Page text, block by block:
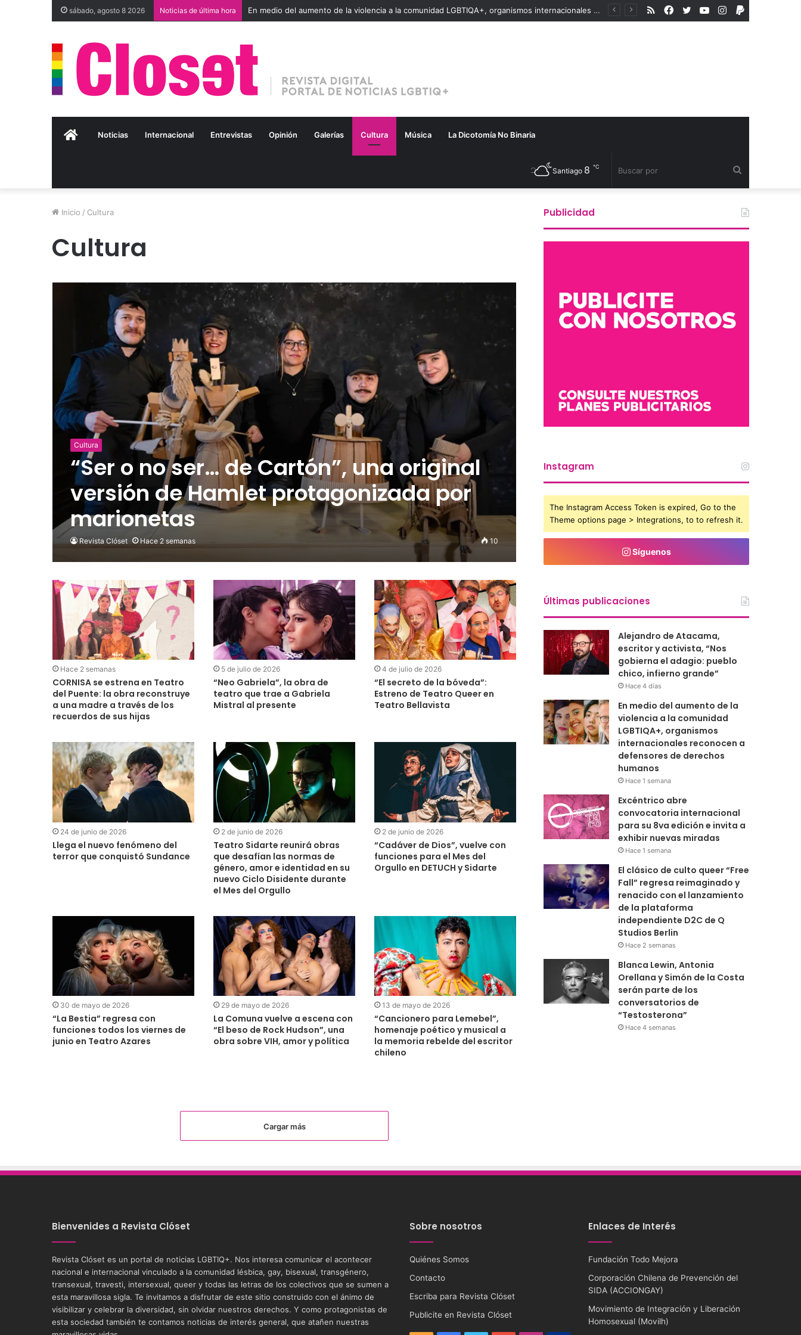
sábado, agosto 8 2026 Noticias de última hora En medio del aumento de la violencia a la comunidad LGBTIQA+, organismos internacionales reconocen a defensores de derechos humanos PayPal
Instagram
YouTube
Twitter
Facebook
RSS
Inicio Noticias Internacional Entrevistas Opinión Galerías Cultura Música La Dicotomía No Binaria
por
Santiago 8 ℃
Inicio / Cultura
Cultura
Cultura
“Ser o no ser… de Cartón”, una original
versión de Hamlet protagonizada por
marionetas
Revista Clóset Hace 2 semanas 10
Hace 2 semanas
CORNISA se estrena en Teatro
del Puente: la obra reconstruye
a una madre a través de los
recuerdos de sus hijas
5 de julio de 2026
“Neo Gabriela”, la obra de
teatro que trae a Gabriela
Mistral al presente
4 de julio de 2026
“El secreto de la bóveda”:
Estreno de Teatro Queer en
Teatro Bellavista
24 de junio de 2026
Llega el nuevo fenómeno del
terror que conquistó Sundance
2 de junio de 2026
Teatro Sidarte reunirá obras
que desafían las normas de
género, amor e identidad en su
nuevo Ciclo Disidente durante
el Mes del Orgullo
2 de junio de 2026
“Cadáver de Dios”, vuelve con
funciones para el Mes del
Orgullo en DETUCH y Sidarte
30 de mayo de 2026
“La Bestia” regresa con
funciones todos los viernes de
junio en Teatro Azares
29 de mayo de 2026
La Comuna vuelve a escena con
“El beso de Rock Hudson”, una
obra sobre VIH, amor y política
13 de mayo de 2026
“Cancionero para Lemebel”,
homenaje poético y musical a
la memoria rebelde del escritor
chileno
Cargar más
Publicidad
Instagram
The Instagram Access Token is expired, Go to the
Theme options page > Integrations, to to refresh it.
Síguenos
Últimas publicaciones
Alejandro de Atacama,
escritor y activista, “Nos
gobierna el adagio: pueblo
chico, infierno grande”
Hace 4 días
En medio del aumento de la
violencia a la comunidad
LGBTIQA+, organismos
internacionales reconocen a
defensores de derechos
humanos
Hace 1 semana
Excéntrico abre
convocatoria internacional
para su 8va edición e invita a
exhibir nuevas miradas
Hace 1 semana
El clásico de culto queer “Free
Fall” regresa reimaginado y
renacido con el lanzamiento
de la plataforma
independiente D2C de Q
Studios Berlin
Hace 2 semanas
Blanca Lewin, Antonia
Orellana y Simón de la Costa
serán parte de los
conversatorios de
“Testosterona”
Hace 4 semanas
Bienvenides a Revista Clóset
Revista Clóset es un portal de noticias LGBTIQ+. Nos interesa comunicar el acontecer
nacional e internacional vinculado a la comunidad lésbica, gay, bisexual, transgénero,
transexual, travesti, intersexual, queer y todas las letras de los colectivos que se sumen a
esta maravillosa sigla. Te invitamos a disfrutar de este sitio construido con el ánimo de
visibilizar y celebrar la diversidad, sin olvidar nuestros derechos. Y como protagonistas de
esta sociedad también te contamos noticias de interés general, que atañen nuestras
Sobre nosotros
Quiénes Somos
Contacto
Escriba para Revista Clóset
Publicite en Revista Clóset
Enlaces de Interés
Fundación Todo Mejora
Corporación Chilena de Prevención del
SIDA (ACCIONGAY)
Movimiento de Integración y Liberación
Homosexual (Movilh)